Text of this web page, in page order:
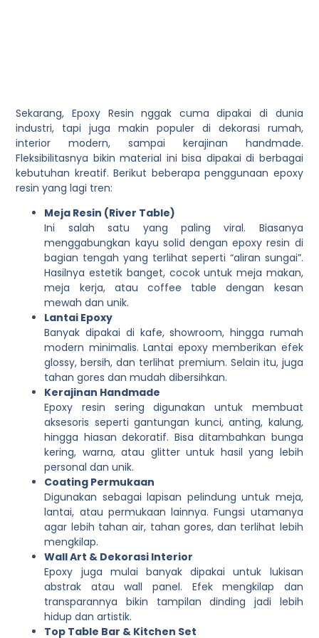
Sekarang, Epoxy Resin nggak cuma dipakai di dunia
industri, tapi juga makin populer di dekorasi rumah,
interior modern, sampai kerajinan handmade.
Fleksibilitasnya bikin material ini bisa dipakai di berbagai
kebutuhan kreatif. Berikut beberapa penggunaan epoxy
resin yang lagi tren:
Meja Resin (River Table)
Ini salah satu yang paling viral. Biasanya
menggabungkan kayu solid dengan epoxy resin di
bagian tengah yang terlihat seperti “aliran sungai”.
Hasilnya estetik banget, cocok untuk meja makan,
meja kerja, atau coffee table dengan kesan
mewah dan unik.
Lantai Epoxy
Banyak dipakai di kafe, showroom, hingga rumah
modern minimalis. Lantai epoxy memberikan efek
glossy, bersih, dan terlihat premium. Selain itu, juga
tahan gores dan mudah dibersihkan.
Kerajinan Handmade
Epoxy resin sering digunakan untuk membuat
aksesoris seperti gantungan kunci, anting, kalung,
hingga hiasan dekoratif. Bisa ditambahkan bunga
kering, warna, atau glitter untuk hasil yang lebih
personal dan unik.
Coating Permukaan
Digunakan sebagai lapisan pelindung untuk meja,
lantai, atau permukaan lainnya. Fungsi utamanya
agar lebih tahan air, tahan gores, dan terlihat lebih
mengkilap.
Wall Art & Dekorasi Interior
Epoxy juga mulai banyak dipakai untuk lukisan
abstrak atau wall panel. Efek mengkilap dan
transparannya bikin tampilan dinding jadi lebih
hidup dan artistik.
Top Table Bar & Kitchen Set